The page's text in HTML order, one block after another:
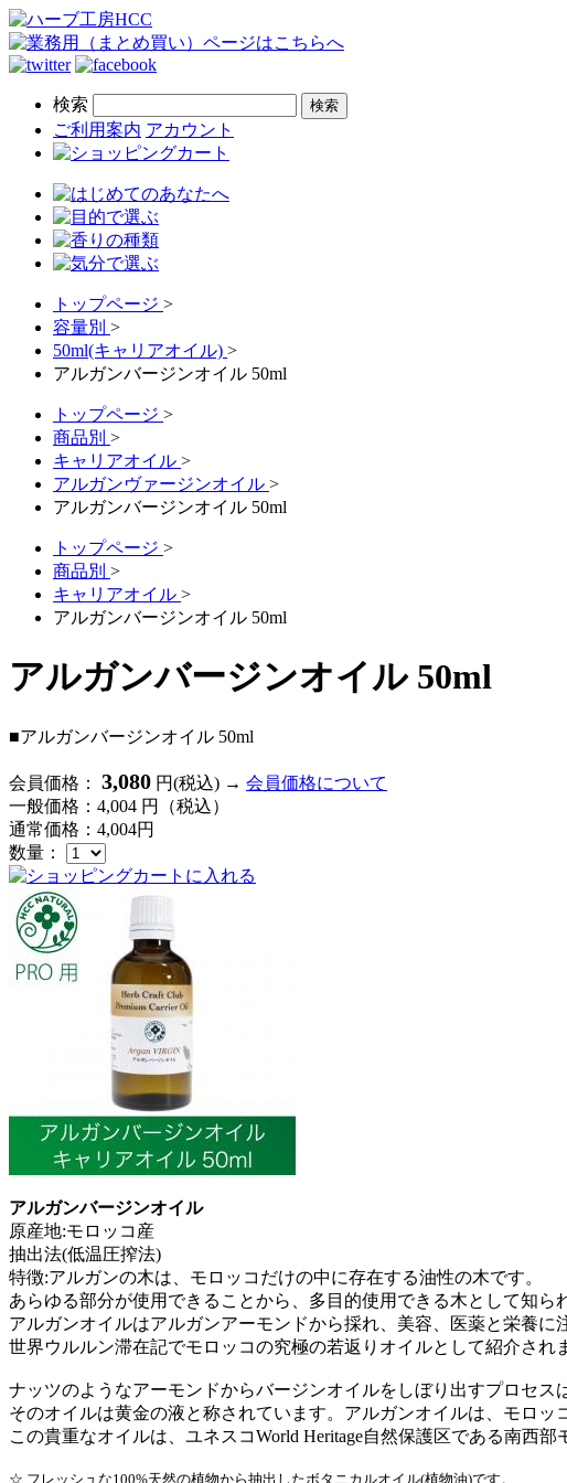
検索
ご利用案内 アカウント
トップページ >
容量別 >
50ml(キャリアオイル) >
アルガンバージンオイル 50ml
トップページ >
商品別 >
キャリアオイル >
アルガンヴァージンオイル >
アルガンバージンオイル 50ml
トップページ >
商品別 >
キャリアオイル >
アルガンバージンオイル 50ml
アルガンバージンオイル 50ml
■アルガンバージンオイル 50ml
会員価格： 3,080 円(税込) → 会員価格について
一般価格： 4,004 円（税込）
通常価格： 4,004円
数量：
アルガンバージンオイル
原産地:モロッコ産
抽出法(低温圧搾法)
特徴:アルガンの木は、モロッコだけの中に存在する油性の木です。
あらゆる部分が使用できることから、多目的使用できる木として知
アルガンオイルはアルガンアーモンドから採れ、美容、医薬と栄養に
世界ウルルン滞在記でモロッコの究極の若返りオイルとして紹介され
ナッツのようなアーモンドからバージンオイルをしぼり出すプロセ
そのオイルは黄金の液と称されています。アルガンオイルは、モロッ
この貴重なオイルは、ユネスコWorld Heritage自然保護区である南西
☆ フレッシュな100%天然の植物から抽出したボタニカルオイル(植物油)です。